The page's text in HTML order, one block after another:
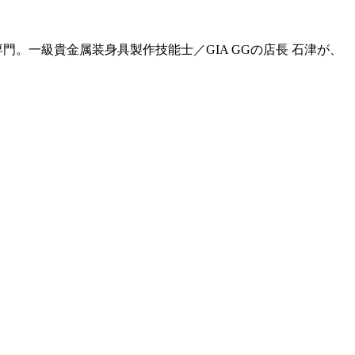
一級貴金属装身具製作技能士／GIA GGの店長 石津が、